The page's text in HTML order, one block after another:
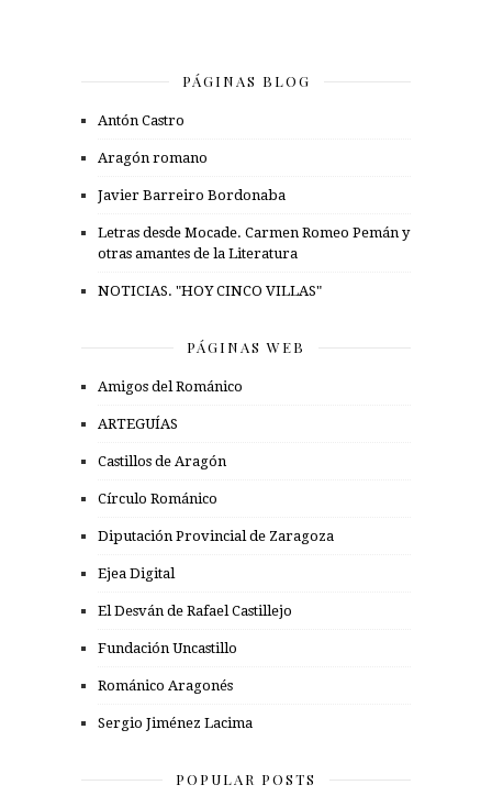
PÁGINAS BLOG
Antón Castro
Aragón romano
Javier Barreiro Bordonaba
Letras desde Mocade. Carmen Romeo Pemán y
otras amantes de la Literatura
NOTICIAS. "HOY CINCO VILLAS"
PÁGINAS WEB
Amigos del Románico
ARTEGUÍAS
Castillos de Aragón
Círculo Románico
Diputación Provincial de Zaragoza
Ejea Digital
El Desván de Rafael Castillejo
Fundación Uncastillo
Románico Aragonés
Sergio Jiménez Lacima
POPULAR POSTS